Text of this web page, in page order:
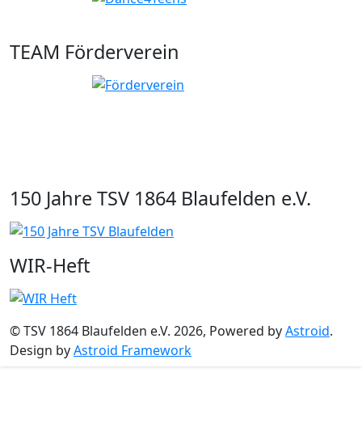
TEAM Förderverein
150 Jahre TSV 1864 Blaufelden e.V.
WIR-Heft
© TSV 1864 Blaufelden e.V. 2026, Powered byAstroid.
Design byAstroid Framework